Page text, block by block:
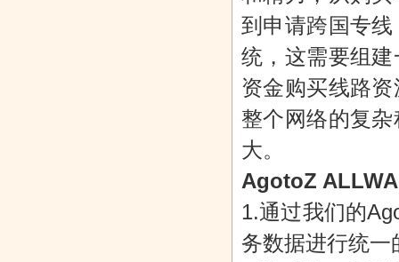
到申请跨国专
统，这需要组
资金购买线路
整个网络的复
大。
AgotoZ
1.通过我们的
务数据进行统一